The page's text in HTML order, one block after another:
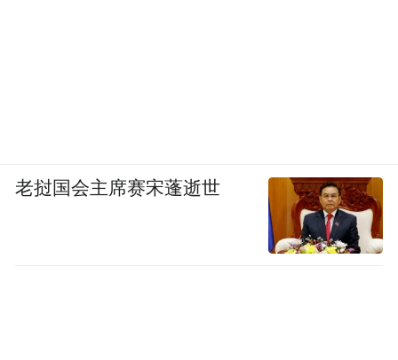
老挝国会主席赛宋蓬逝世